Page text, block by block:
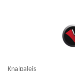
Knalpaleis